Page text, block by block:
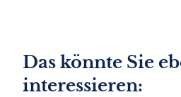
Das könnte Sie
interessieren: